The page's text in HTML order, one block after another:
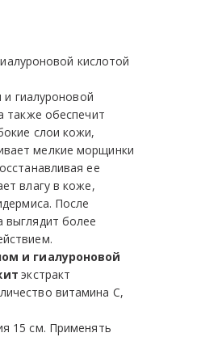
кислотой
гиалуроновой
также обеспечит
слои кожи,
мелкие морщинки
ее
влагу в коже,
После
выглядит более
и гиалуроновой
экстракт
витамина С,
15 см. Применять